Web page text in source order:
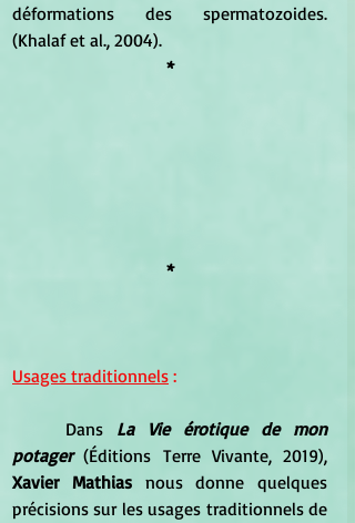
déformations des spermatozoides.
(Khalaf et al., 2004).
*
*
Usages traditionnels :
	Dans
La Vie érotique de mon
potager
Xavier Mathias nous donne quelques
précisions sur les usages traditionnels de